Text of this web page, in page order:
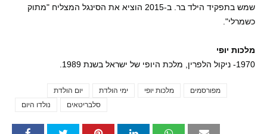
שמש בתפקיד הילד בר. ב-2015 הוציא את הסינגל המצליח "מתוק
כשמרלי".
מלכות יופי
1970- ניקול הלפרין, מלכת היופי של ישראל בשנת 1989.
יום הולדת ימי הולדת מלכות יופי
מפורסמים
נולדו היום
סלבריטאים